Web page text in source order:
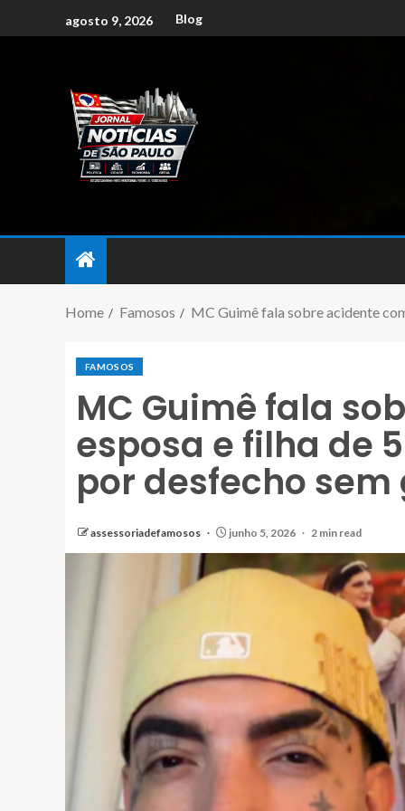
agosto 9, 2026 Blog
Home Famosos MC Guimê fala sobre acidente
FAMOSOS
MC Guimê fala
esposa e filha de
por desfecho
assessoriadefamosos junho 5, 2026 2 min read